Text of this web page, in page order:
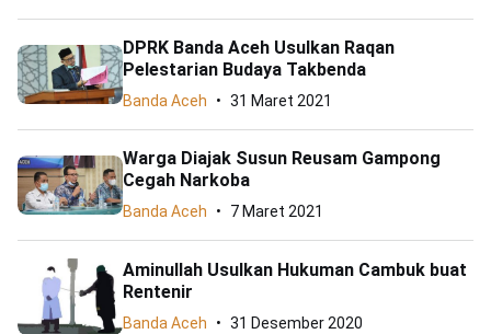
DPRK Banda Aceh Usulkan Raqan
Pelestarian Budaya Takbenda
Banda Aceh 31 Maret 2021
Warga Diajak Susun Reusam Gampong
Cegah Narkoba
Banda Aceh 7 Maret 2021
Aminullah Usulkan Hukuman Cambuk buat
Rentenir
Banda Aceh 31 Desember 2020